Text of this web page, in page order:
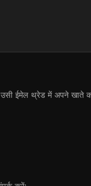
ईमेल थ्रेड में अपने खाते